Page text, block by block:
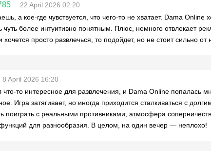
22 April 2026 02:20
а кое-где чувствуется, что чего-то не хватает. Dama
чуть более интуитивно понятным. Плюс, немного отвлекает
хочется просто развлечься, то подойдет, но не стоит сильно от
8 April 2026 16:20
что-то интересное для развлечения, и Dama Online попалась
Игра затягивает, но иногда приходится сталкиваться с
поиграть с реальными противниками, атмосфера
для разнообразия. В целом, на один вечер — неплохо!